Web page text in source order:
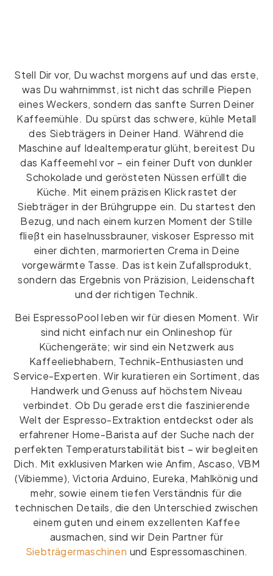
Stell Dir vor, Du wachst morgens auf und das erste,
was Du wahrnimmst, ist nicht das schrille Piepen
eines Weckers, sondern das sanfte Surren Deiner
Kaffeemühle. Du spürst das schwere, kühle Metall
des Siebträgers in Deiner Hand. Während die
Maschine auf Idealtemperatur glüht, bereitest Du
das Kaffeemehl vor – ein feiner Duft von dunkler
Schokolade und gerösteten Nüssen erfüllt die
Küche. Mit einem präzisen Klick rastet der
Siebträger in der Brühgruppe ein. Du startest den
Bezug, und nach einem kurzen Moment der Stille
fließt ein haselnussbrauner, viskoser Espresso mit
einer dichten, marmorierten Crema in Deine
vorgewärmte Tasse. Das ist kein Zufallsprodukt,
sondern das Ergebnis von Präzision, Leidenschaft
und der richtigen Technik.
Bei EspressoPool leben wir für diesen Moment. Wir
sind nicht einfach nur ein Onlineshop für
Küchengeräte; wir sind ein Netzwerk aus
Kaffeeliebhabern, Technik-Enthusiasten und
Service-Experten. Wir kuratieren ein Sortiment, das
Handwerk und Genuss auf höchstem Niveau
verbindet. Ob Du gerade erst die faszinierende
Welt der Espresso-Extraktion entdeckst oder als
erfahrener Home-Barista auf der Suche nach der
perfekten Temperaturstabilität bist – wir begleiten
Dich. Mit exklusiven Marken wie Anfim, Ascaso, VBM
(Vibiemme), Victoria Arduino, Eureka, Mahlkönig und
mehr, sowie einem tiefen Verständnis für die
technischen Details, die den Unterschied zwischen
einem guten und einem exzellenten Kaffee
ausmachen, sind wir Dein Partner für
Siebträgermaschinen und Espressomaschinen.